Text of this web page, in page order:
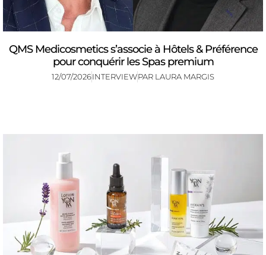
QMS Medicosmetics s’associe à Hôtels & Préférence
pour conquérir les Spas premium
12/07/2026INTERVIEWPAR LAURA MARGIS